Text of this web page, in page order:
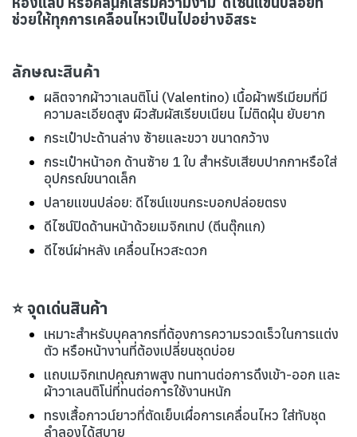
ช่วยให้ทุกการเคลื่อนไหวเป็นไปอย่างอิสระ
ลักษณะสินค้า
ผลิตจากผ้าวาเลนติโน่ (Valentino) เนื้อผ้าพรีเมียมที่มี
ความละเอียดสูง ผิวสัมผัสเรียบเนียน ไม่ติดฝุ่น ยับยาก
กระเป๋าปะด้านล่าง ซ้ายและขวา ขนาดกว้าง
กระเป๋าหน้าอก ด้านซ้าย 1 ใบ สำหรับเสียบปากกาหรือใส่
อุปกรณ์ขนาดเล็ก
ปลายแขนปล่อย: ดีไซน์แขนกระบอกปล่อยตรง
ดีไซน์ปิดด้านหน้าด้วยเมจิกเทป (ตีนตุ๊กแก)
ดีไซน์ผ่าหลัง เคลื่อนไหวสะดวก
⭐ จุดเด่นสินค้า
เหมาะสำหรับบุคลากรที่ต้องการความรวดเร็วในการแต่ง
ตัว หรือหน้างานที่ต้องเปลี่ยนชุดบ่อย
แถบเมจิกเทปคุณภาพสูง ทนทานต่อการดึงเข้า-ออก และ
ผ้าวาเลนติโน่ที่ทนต่อการใช้งานหนัก
ทรงเสื้อกาวน์ยาวที่ตัดเย็บเผื่อการเคลื่อนไหว ใส่ทับชุด
ลำลองได้สบาย